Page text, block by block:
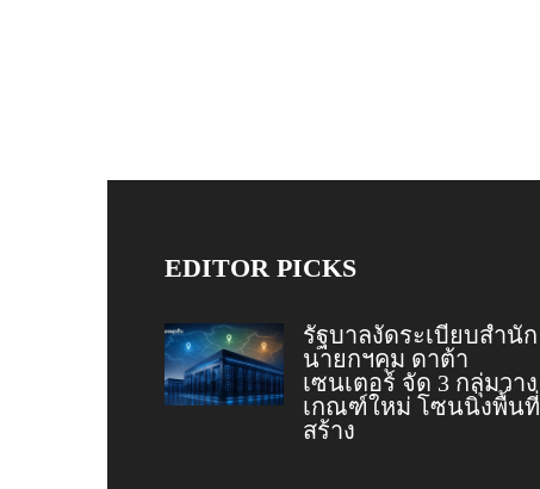
EDITOR PICKS
รัฐบาลงัดระเบียบสำนัก
นายกฯคุม ดาต้า
เซนเตอร์ จัด 3 กลุ่มวาง
เกณฑ์ใหม่ โซนนิ่งพื้นที่
สร้าง